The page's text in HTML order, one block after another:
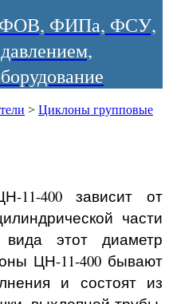
ФОВ, ФИПа, ФСУ,
> Циклоны групповые
11-400 зависит от
части
этот диаметр
ЦН-11-400 бывают
и состоят из